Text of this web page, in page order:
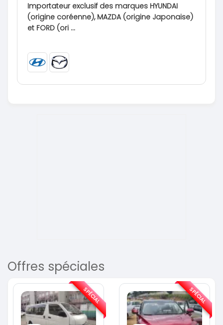
Importateur exclusif des marques HYUNDAI
(origine coréenne), MAZDA (origine Japonaise)
et FORD (ori ...
Offres spéciales
SPÉCIAL SPÉCIAL